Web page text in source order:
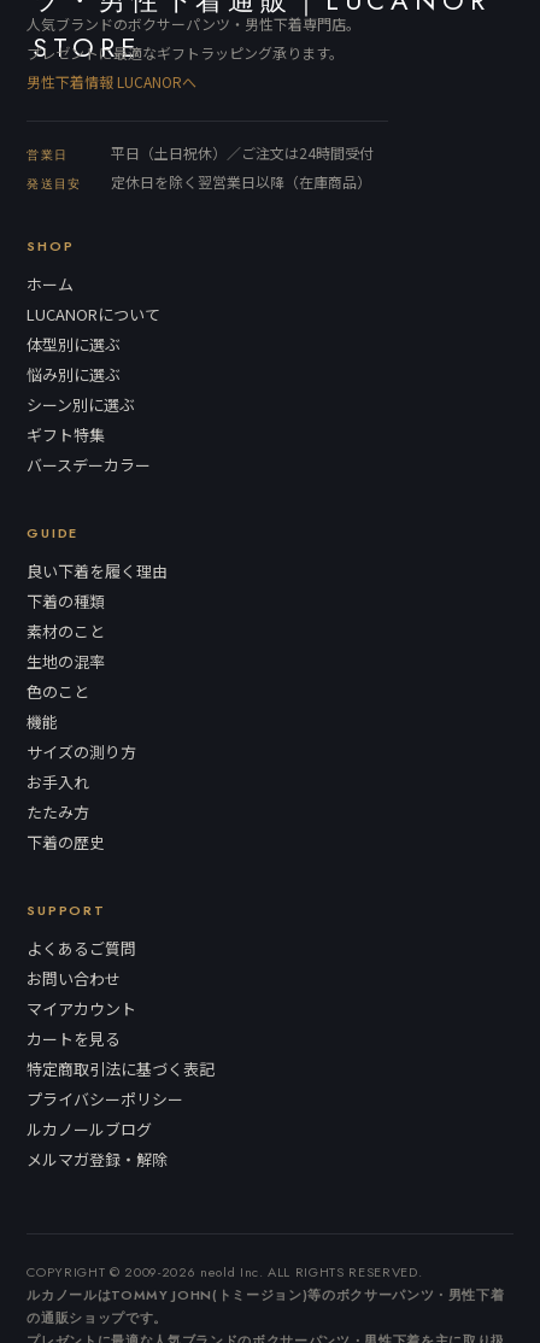
人気ブランドのボクサーパンツ・男性下着専門店。
プレゼントに最適なギフトラッピング承ります。
男性下着情報 LUCANORへ
営業日 平日（土日祝休）／ご注文は24時間受付
発送目安 定休日を除く翌営業日以降（在庫商品）
SHOP
ホーム
LUCANORについて
体型別に選ぶ
悩み別に選ぶ
シーン別に選ぶ
ギフト特集
バースデーカラー
GUIDE
良い下着を履く理由
下着の種類
素材のこと
生地の混率
色のこと
機能
サイズの測り方
お手入れ
たたみ方
下着の歴史
SUPPORT
よくあるご質問
お問い合わせ
マイアカウント
カートを見る
特定商取引法に基づく表記
プライバシーポリシー
ルカノールブログ
メルマガ登録・解除
COPYRIGHT © 2009-2026 neold Inc. ALL RIGHTS RESERVED.
ルカノールはTOMMY JOHN(トミージョン)等のボクサーパンツ・男性下着
の通販ショップです。